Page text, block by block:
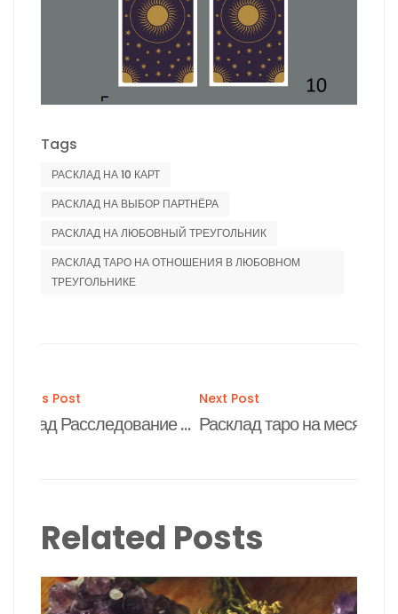
Tags
РАСКЛАД НА 10 КАРТ
РАСКЛАД НА ВЫБОР ПАРТНЁРА
РАСКЛАД НА ЛЮБОВНЫЙ ТРЕУГОЛЬНИК
РАСКЛАД ТАРО НА ОТНОШЕНИЯ В ЛЮБОВНОМ
ТРЕУГОЛЬНИКЕ
Post
Post
Расклад Расследование измены
Next Post
Расклад таро на месяц
Related Posts